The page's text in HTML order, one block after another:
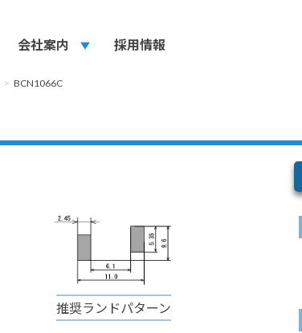
会社案内 play_arrow 採用情報
BCN1066C
推奨ランドパターン